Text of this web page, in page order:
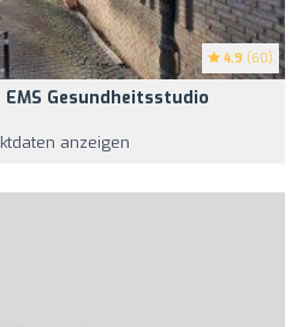
4.9 (60)
Gesundheitsstudio
anzeigen